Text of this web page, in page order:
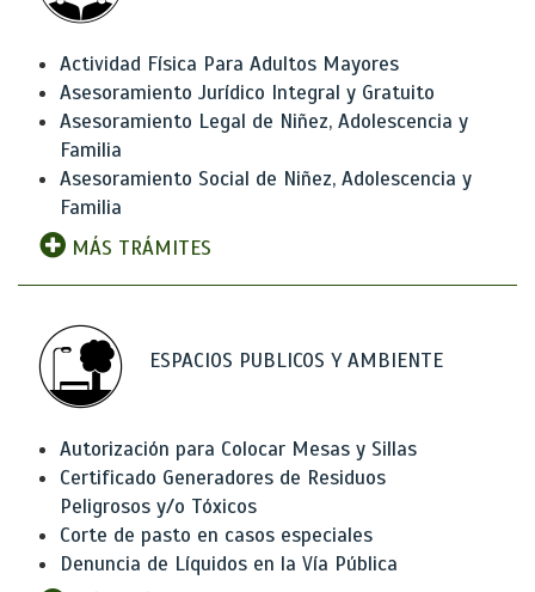
Actividad Física Para Adultos Mayores
Asesoramiento Jurídico Integral y Gratuito
Asesoramiento Legal de Niñez, Adolescencia y
Familia
Asesoramiento Social de Niñez, Adolescencia y
Familia
MÁS TRÁMITES
ESPACIOS PUBLICOS Y AMBIENTE
Autorización para Colocar Mesas y Sillas
Certificado Generadores de Residuos
Peligrosos y/o Tóxicos
Corte de pasto en casos especiales
Denuncia de Líquidos en la Vía Pública